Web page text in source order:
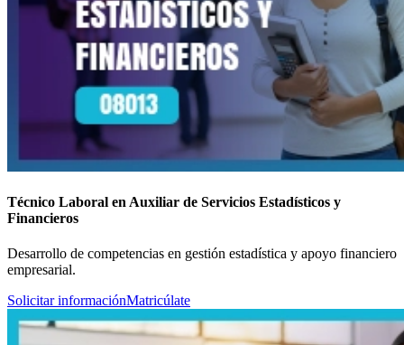
Técnico Laboral en Auxiliar de Servicios Estadísticos y
Financieros
Desarrollo de competencias en gestión estadística y apoyo financiero
empresarial.
Solicitar informaciónMatricúlate